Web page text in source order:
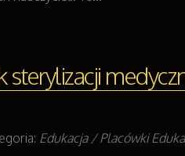
sterylizacji
Edukacja / Placówki